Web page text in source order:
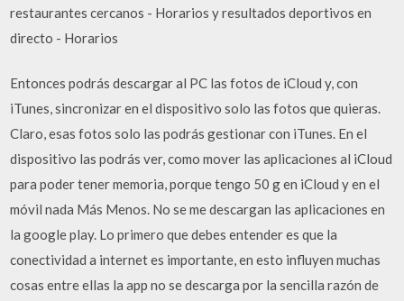
restaurantes cercanos - Horarios y resultados deportivos en
directo - Horarios
Entonces podrás descargar al PC las fotos de iCloud y, con
iTunes, sincronizar en el dispositivo solo las fotos que quieras.
Claro, esas fotos solo las podrás gestionar con iTunes. En el
dispositivo las podrás ver, como mover las aplicaciones al iCloud
para poder tener memoria, porque tengo 50 g en iCloud y en el
móvil nada Más Menos. No se me descargan las aplicaciones en
la google play. Lo primero que debes entender es que la
conectividad a internet es importante, en esto influyen muchas
cosas entre ellas la app no se descarga por la sencilla razón de